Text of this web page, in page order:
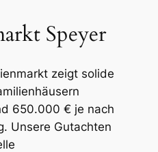
Speyer
zeigt solide
650.000 € je nach
Unsere Gutachten